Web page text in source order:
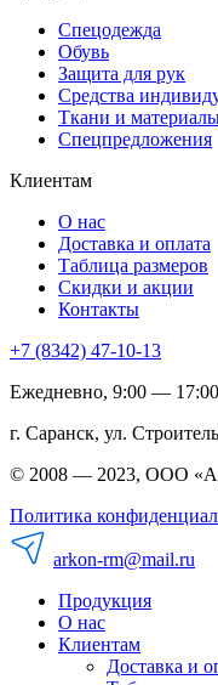
Спецодежда
Обувь
Защита для рук
Средства
Ткани и
Спецпредложения
Клиентам
О нас
Доставка и оплата
Таблица размеров
Скидки и акции
Контакты
+7 (8342) 47-10-13
Ежедневно, 9:00 — 17:00
г. Саранск, ул.
© 2008 — 2023, ООО
Политика
arkon-rm@mail.ru
Продукция
О нас
Клиентам
Доставка и